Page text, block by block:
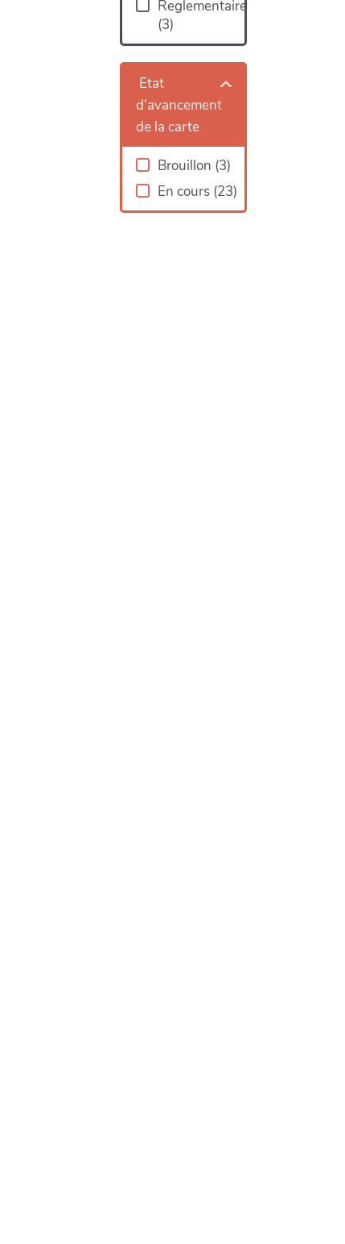
Reglementaire
(3)
Etat
d'avancement
de la carte
Brouillon (3)
En cours (23)